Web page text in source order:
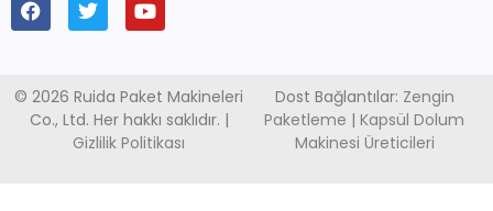
© 2026 Ruida Paket Makineleri
Co., Ltd. Her hakkı saklıdır. |
Gizlilik Politikası
Dost Bağlantılar: Zengin
Paketleme | Kapsül Dolum
Makinesi Üreticileri